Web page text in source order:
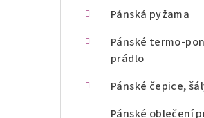
Pánská pyžama
Pánské termo-
prádlo
Pánské čepice,
Pánské oblečení